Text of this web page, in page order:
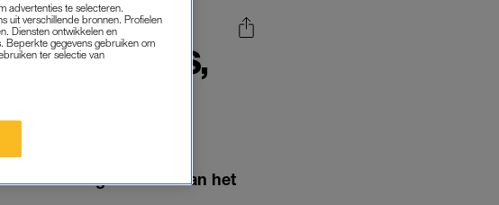
SPEARS,
sommeren zijn
maandag schande van het
advertenties te selecteren.
uit verschillende bronnen. Profielen
Diensten ontwikkelen en
Beperkte gegevens gebruiken om
ter selectie van